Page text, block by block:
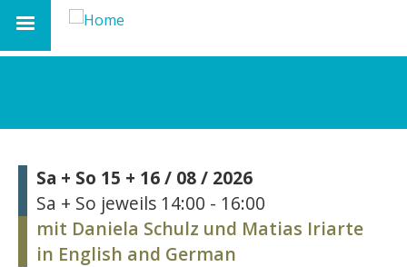
main
Sa + So 15 + 16 / 08 / 2026
Sa + So jeweils 14:00 - 16:00
mit Daniela Schulz und Matias Iriarte
in English and German